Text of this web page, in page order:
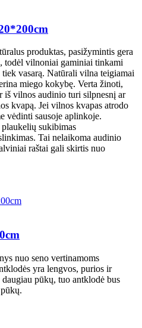
produktas, pasižymintis gera
todėl vilnoniai gaminiai tinkami
vasarą. Natūrali vilna teigiamai
miego kokybę. Verta žinoti,
vilnos audinio turi silpnesnį ar
kvapą. Jei vilnos kvapas atrodo
vėdinti sausoje aplinkoje.
sukibimas
Tai nelaikoma audinio
raštai gali skirtis nuo
nuo seno vertinamoms
yra lengvos, purios ir
pūkų, tuo antklodė bus